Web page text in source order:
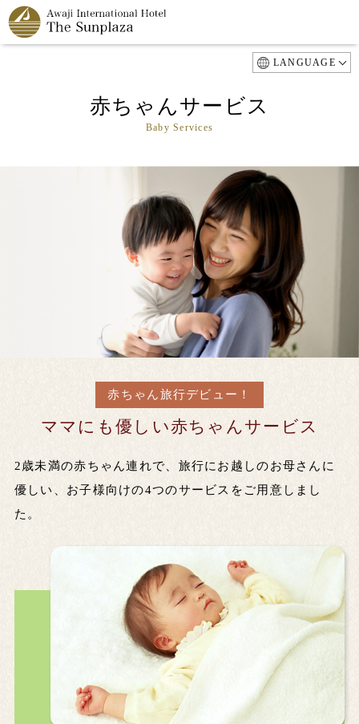
LANGUAGE
赤ちゃんサービス
Baby Services
赤ちゃん旅行デビュー！
ママにも優しい赤ちゃんサービス
2歳未満の赤ちゃん連れで、旅行にお越しのお母さんに
優しい、お子様向けの4つのサービスをご用意しまし
た。